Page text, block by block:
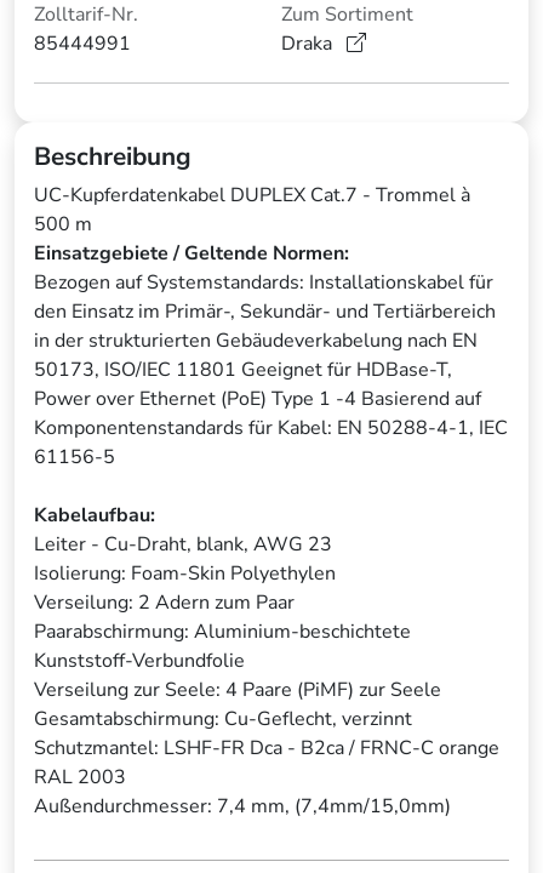
Zolltarif-Nr.
85444991
Zum Sortiment
Draka
Beschreibung
UC-Kupferdatenkabel DUPLEX Cat.7 - Trommel à
500 m
Einsatzgebiete / Geltende Normen:
Bezogen auf Systemstandards: Installationskabel für
den Einsatz im Primär-, Sekundär- und Tertiärbereich
in der strukturierten Gebäudeverkabelung nach EN
50173, ISO/IEC 11801 Geeignet für HDBase-T,
Power over Ethernet (PoE) Type 1 -4 Basierend auf
Komponentenstandards für Kabel: EN 50288-4-1, IEC
61156-5
Kabelaufbau:
Leiter - Cu-Draht, blank, AWG 23
Isolierung: Foam-Skin Polyethylen
Verseilung: 2 Adern zum Paar
Paarabschirmung: Aluminium-beschichtete
Kunststoff-Verbundfolie
Verseilung zur Seele: 4 Paare (PiMF) zur Seele
Gesamtabschirmung: Cu-Geflecht, verzinnt
Schutzmantel: LSHF-FR Dca - B2ca / FRNC-C orange
RAL 2003
Außendurchmesser: 7,4 mm, (7,4mm/15,0mm)